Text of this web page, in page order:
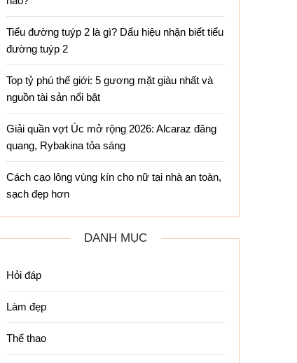
Tiểu đường tuýp 2 là gì? Dấu hiệu nhận biết tiểu
đường tuýp 2
Top tỷ phú thế giới: 5 gương mặt giàu nhất và
nguồn tài sản nổi bật
Giải quần vợt Úc mở rộng 2026: Alcaraz đăng
quang, Rybakina tỏa sáng
Cách cạo lông vùng kín cho nữ tại nhà an toàn,
sạch đẹp hơn
DANH MỤC
Hỏi đáp
Làm đẹp
Thể thao